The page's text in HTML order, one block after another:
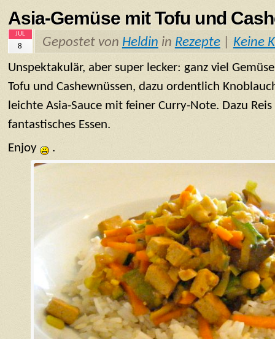
Asia-Gemüse mit Tofu und
JUL
8 Gepostet von Heldin in Rezepte| Keine
Unspektakulär, aber super lecker: ganz viel
Tofu und Cashewnüssen, dazu ordentlich
leichte Asia-Sauce mit feiner Curry-Note. Dazu
fantastisches Essen.
Enjoy
.